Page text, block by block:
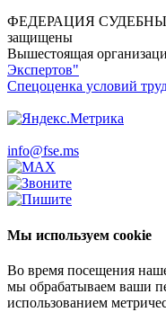
ФЕДЕРАЦИЯ
защищены
Вышестоящая
Экспертов"
Спецоценка условий
info@fse.ms
Мы используем cookie
Во время посещения
мы обрабатываем ваши
использованием